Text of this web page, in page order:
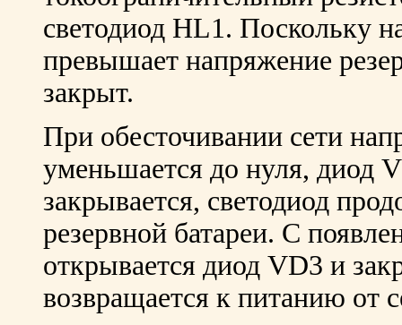
светодиод HL1. Поскольку
превышает напряжение
закрыт.
При обесточивании сети
уменьшается до нуля, диод
закрывается, светодиод
резервной батареи. С
открывается диод VD3 и
возвращается к питанию от